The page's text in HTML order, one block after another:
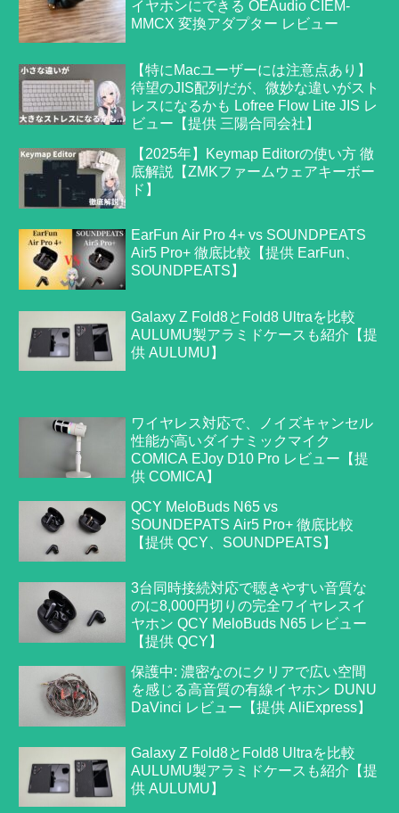
イヤホンにできる OEAudio CIEM-
MMCX 変換アダプター レビュー
【特にMacユーザーには注意点あり】
待望のJIS配列だが、微妙な違いがスト
レスになるかも Lofree Flow Lite JIS レ
ビュー【提供 三陽合同会社】
【2025年】Keymap Editorの使い方 徹
底解説【ZMKファームウェアキーボー
ド】
EarFun Air Pro 4+ vs SOUNDPEATS
Air5 Pro+ 徹底比較【提供 EarFun、
SOUNDPEATS】
Galaxy Z Fold8とFold8 Ultraを比較
AULUMU製アラミドケースも紹介【提
供 AULUMU】
ワイヤレス対応で、ノイズキャンセル
性能が高いダイナミックマイク
COMICA EJoy D10 Pro レビュー【提
供 COMICA】
QCY MeloBuds N65 vs
SOUNDEPATS Air5 Pro+ 徹底比較
【提供 QCY、SOUNDPEATS】
3台同時接続対応で聴きやすい音質な
のに8,000円切りの完全ワイヤレスイ
ヤホン QCY MeloBuds N65 レビュー
【提供 QCY】
保護中: 濃密なのにクリアで広い空間
を感じる高音質の有線イヤホン DUNU
DaVinci レビュー【提供 AliExpress】
Galaxy Z Fold8とFold8 Ultraを比較
AULUMU製アラミドケースも紹介【提
供 AULUMU】